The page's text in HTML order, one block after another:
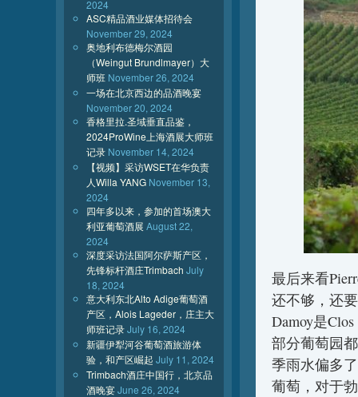
最后来看
还不够，还
Damoy是
部分葡萄园
季雨水偏多
葡萄，对于
2024
ASC精品酒业媒体招待会
November 29, 2024
奥地利布德梅尔酒园
（Weingut Brundlmayer）大
师班 November 26, 2024
一场在北京西边的品酒晚宴
November 20, 2024
香格里拉.圣域垂直品鉴，
2024ProWine上海酒展大师班
记录 November 14, 2024
【视频】采访WSET在华负责
人Willa YANG November 13,
2024
四年多以来，参加的首场澳大
利亚葡萄酒展 August 22,
2024
深度采访法国阿尔萨斯产区，
先锋标杆酒庄Trimbach July
18, 2024
意大利东北Alto Adige葡萄酒
产区，Alois Lageder，庄主大
师班记录July 16, 2024
新疆伊犁河谷葡萄酒旅游体
验，和产区崛起 July 11, 2024
Trimbach酒庄中国行，北京品
酒晚宴June 26, 2024